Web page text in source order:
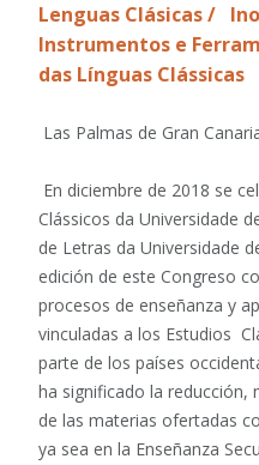
Lenguas Clásicas /
Instrumentos e
das Línguas Clássicas
Las Palmas de Gran
En diciembre de 2018 se
Clássicos da Universidade
de Letras da Universidade
edición de este Congreso
procesos de enseñanza y
vinculadas a los Estudios
parte de los países
ha significado la
de las materias ofertadas
ya sea en la Enseñanza